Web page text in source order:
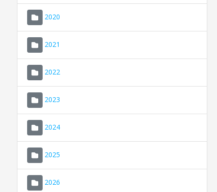
2020
2021
2022
2023
2024
2025
2026